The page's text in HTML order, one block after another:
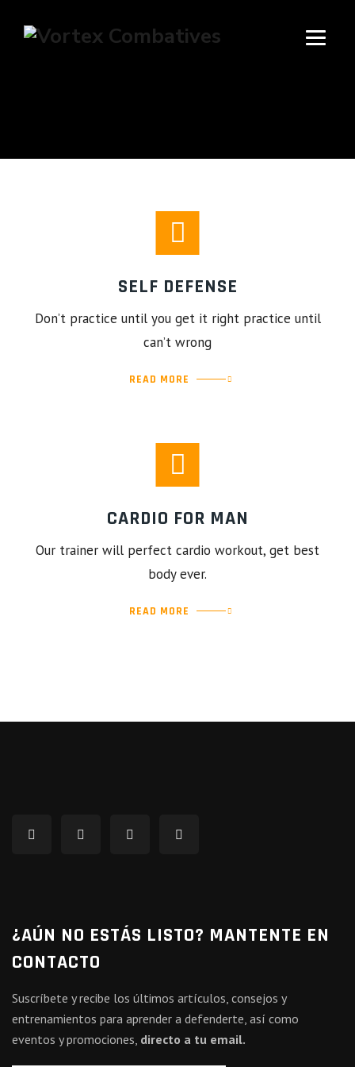
POSTS
SELF DEFENSE
Don’t practice until you get it right practice until
can’t wrong
READ MORE
CARDIO FOR MAN
Our trainer will perfect cardio workout, get best
body ever.
READ MORE
¿AÚN NO ESTÁS LISTO? MANTENTE EN
CONTACTO
Suscríbete y recibe los últimos artículos, consejos y
entrenamientos para aprender a defenderte, así como
eventos y promociones, directo a tu email.